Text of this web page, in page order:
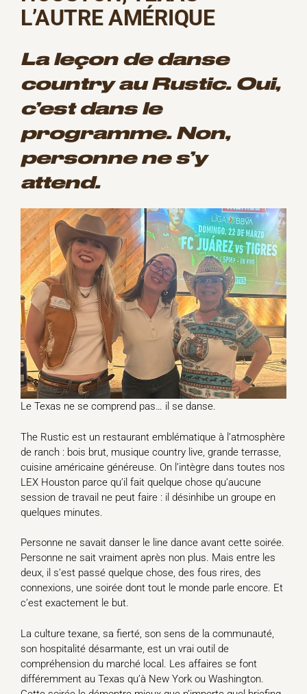
L’AUTRE AMÉRIQUE
La leçon de danse
country au Rustic. Oui,
c’est dans le
programme. Non,
personne ne s’y
attend.
Le Texas ne se comprend pas… il se danse.
The Rustic est un restaurant emblématique à l’atmosphère
de ranch : bois brut, musique country live, grande terrasse,
cuisine américaine généreuse. On l’intègre dans toutes nos
LEX Houston parce qu’il fait quelque chose qu’aucune
session de travail ne peut faire : il désinhibe un groupe en
quelques minutes.
Personne ne savait danser le line dance avant cette soirée.
Personne ne sait vraiment après non plus. Mais entre les
deux, il s’est passé quelque chose, des fous rires, des
connexions, une soirée dont tout le monde parle encore. Et
c’est exactement le but.
La culture texane, sa fierté, son sens de la communauté,
son hospitalité désarmante, est un vrai outil de
compréhension du marché local. Les affaires se font
différemment au Texas qu’à New York ou Washington.